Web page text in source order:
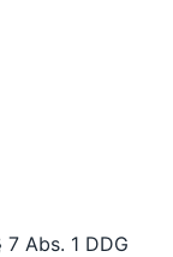
Abs. 1 DDG